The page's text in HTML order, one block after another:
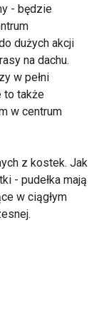
- będzie
dużych akcji
na dachu.
w pełni
to także
w centrum
z kostek. Jak
- pudełka mają
w ciągłym